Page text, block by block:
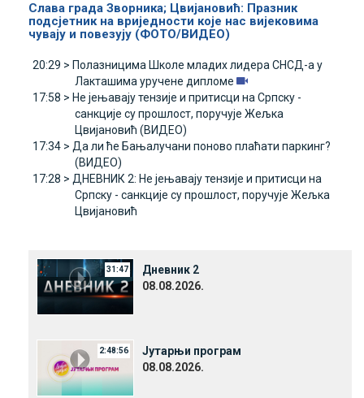
Слава града Зворника; Цвијановић: Празник
подсјетник на вриједности које нас вијековима
чувају и повезују (ФОТО/ВИДЕО)
20:29 > Полазницима Школе младих лидера СНСД-а у
Лакташима уручене дипломе
17:58 > Не јењавају тензије и притисци на Српску -
санкције су прошлост, поручује Жељка
Цвијановић (ВИДЕО)
17:34 > Да ли ће Бањалучани поново плаћати паркинг?
(ВИДЕО)
17:28 > ДНЕВНИК 2: Не јењавају тензије и притисци на
Српску - санкције су прошлост, поручује Жељка
Цвијановић
31:47
Дневник 2
08.08.2026.
2:48:56
Јутарњи програм
08.08.2026.